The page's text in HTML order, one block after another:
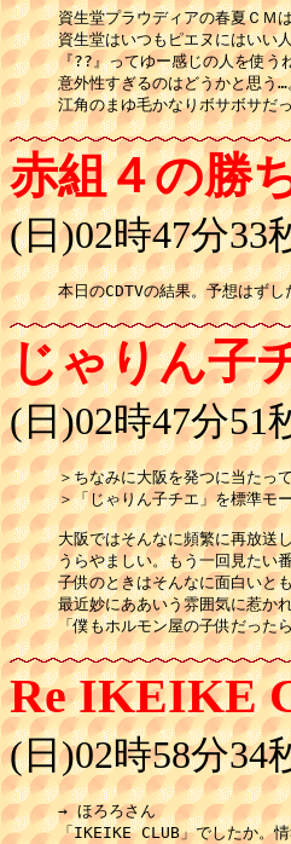
資生堂プラウディアの春夏ＣＭ
資生堂はいつもピエヌにはいい
『??』ってゆー感じの人を使う
意外性すぎるのはどうかと思う…
江角のまゆ毛かなりボサボサだ
赤組４の勝
(日)02時47分33
本日のCDTVの結果。予想はず
じゃりん子
(日)02時47分51
＞ちなみに大阪を発つに当たっ
＞「じゃりん子チエ」を標準モ
大阪ではそんなに頻繁に再放送
うらやましい。もう一回見たい
子供のときはそんなに面白いと
最近妙にああいう雰囲気に惹か
「僕もホルモン屋の子供だった
Re IKEIKE
(日)02時58分34
→ ほろろさん
「IKEIKE CLUB」でしたか。